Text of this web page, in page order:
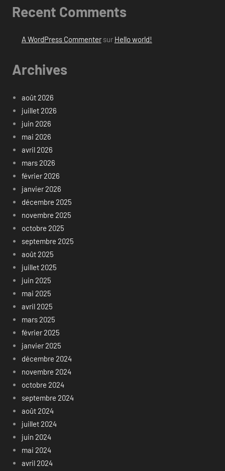
Recent Comments
A WordPress Commentersur Hello world!
Archives
août 2026
juillet 2026
juin 2026
mai 2026
avril 2026
mars 2026
février 2026
janvier 2026
décembre 2025
novembre 2025
octobre 2025
septembre 2025
août 2025
juillet 2025
juin 2025
mai 2025
avril 2025
mars 2025
février 2025
janvier 2025
décembre 2024
novembre 2024
octobre 2024
septembre 2024
août 2024
juillet 2024
juin 2024
mai 2024
avril 2024